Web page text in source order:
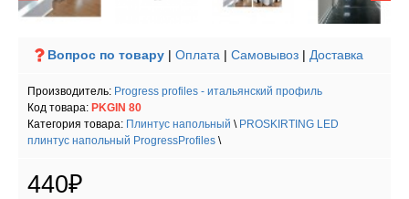
Вопрос по товару | Оплата | Самовывоз | Доставка
Производитель: Progress profiles - итальянский профиль
Код товара: PKGIN 80
Категория товара: Плинтус напольный \ PROSKIRTING LED
плинтус напольный ProgressProfiles \
440₽